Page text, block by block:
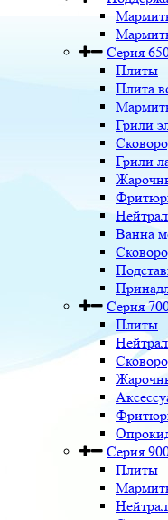
Серия
Плиты
Плита
Грили
Грили
Ванна
Серия
Плиты
Серия
Плиты